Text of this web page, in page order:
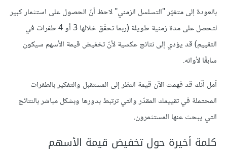
بالعودة إلى متغيّر "التسلسل الزمني" ﻻحظ أنّ الحصول على استثمار كبير
لتحصل على مدة زمنية طويلة (ربما تحقّق خلالها 3 أو 4 طفرات في
التقييم) قد يؤدي إلى نتائج عكسية ﻷنّ تخفيض قيمة الأسهم سيكون
سابقًا لأوانه.
آمل أنّك قد فهمت اﻵن قيمة النظر إلى المستقبل والتفكير بالطفرات
المحتملة في تقييمك المقدّر والتي ترتبط بدورها وبشكل مباشر بالنتائج
التي يبحث عنها المستثمرون.
كلمة أخيرة حول تخفيض قيمة اﻷسهم